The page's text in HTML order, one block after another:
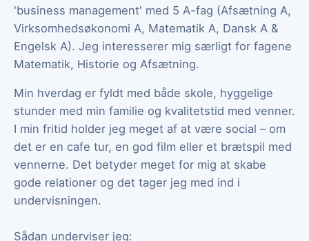
'business management' med 5 A-fag (Afsætning A,
Virksomhedsøkonomi A, Matematik A, Dansk A &
Engelsk A). Jeg interesserer mig særligt for fagene
Matematik, Historie og Afsætning.
Min hverdag er fyldt med både skole, hyggelige
stunder med min familie og kvalitetstid med venner.
I min fritid holder jeg meget af at være social – om
det er en cafe tur, en god film eller et brætspil med
vennerne. Det betyder meget for mig at skabe
gode relationer og det tager jeg med ind i
undervisningen.
Sådan underviser jeg: